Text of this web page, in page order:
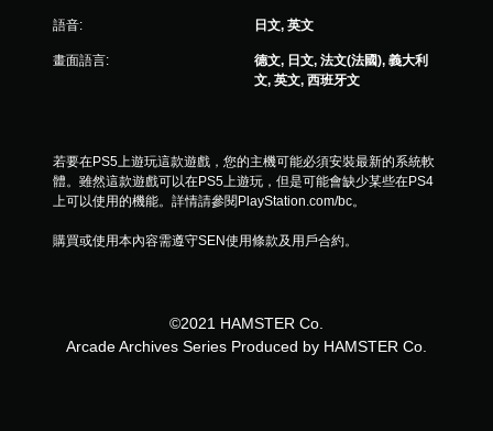
語音: 日文, 英文
畫面語言:
德文, 日文, 法文(法國), 義大利
文, 英文, 西班牙文
若要在PS5上遊玩這款遊戲，您的主機可能必須安裝最新的系統軟
體。雖然這款遊戲可以在PS5上遊玩，但是可能會缺少某些在PS4
上可以使用的機能。詳情請參閱PlayStation.com/bc。
購買或使用本內容需遵守SEN使用條款及用戶合約。
©2021 HAMSTER Co.
Arcade Archives Series Produced by HAMSTER Co.